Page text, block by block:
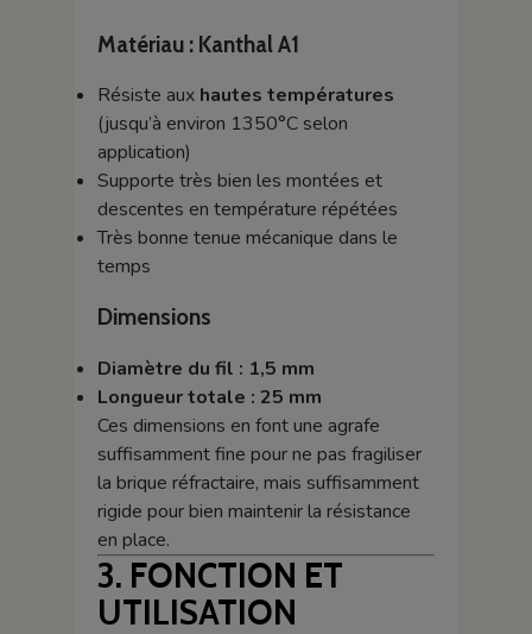
Matériau : Kanthal A1
Résiste aux hautes températures
(jusqu’à environ 1350°C selon
application)
Supporte très bien les montées et
descentes en température répétées
Très bonne tenue mécanique dans le
temps
Dimensions
Diamètre du fil : 1,5 mm
Longueur totale : 25 mm
Ces dimensions en font une agrafe
suffisamment fine pour ne pas fragiliser
la brique réfractaire, mais suffisamment
rigide pour bien maintenir la résistance
en place.
3. FONCTION ET
UTILISATION